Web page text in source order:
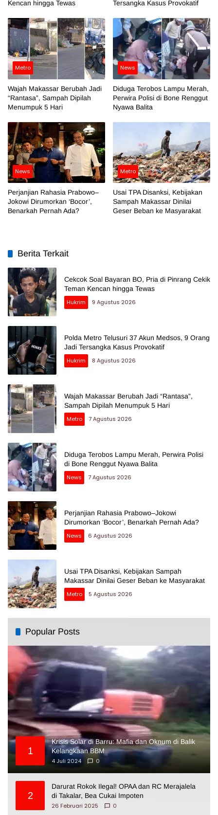
Kencan hingga Tewas Tersangka Kasus Provokatif
Metro
Wajah Makassar Berubah Jadi
“Rantasa”, Sampah Dipilah
Menumpuk 5 Hari
News
Diduga Terobos Lampu Merah,
Perwira Polisi di Bone Renggut
Nyawa Balita
News
Perjanjian Rahasia Prabowo–
Jokowi Dirumorkan ‘Bocor’,
Benarkah Pernah Ada?
Metro
Usai TPA Disanksi, Kebijakan
Sampah Makassar Dinilai
Geser Beban ke Masyarakat
Berita Terkait
Cekcok Soal Bayaran BO, Pria di Pinrang Cekik
Teman Kencan hingga Tewas
Hukrim
9 Agustus 2026
Polda Metro Telusuri 37 Akun Medsos, 9 Orang
Jadi Tersangka Kasus Provokatif
Hukrim
8 Agustus 2026
Wajah Makassar Berubah Jadi “Rantasa”,
Sampah Dipilah Menumpuk 5 Hari
Metro
7 Agustus 2026
Diduga Terobos Lampu Merah, Perwira Polisi
di Bone Renggut Nyawa Balita
News
7 Agustus 2026
Perjanjian Rahasia Prabowo–Jokowi
Dirumorkan ‘Bocor’, Benarkah Pernah Ada?
News
6 Agustus 2026
Usai TPA Disanksi, Kebijakan Sampah
Makassar Dinilai Geser Beban ke Masyarakat
Metro
5 Agustus 2026
Popular Posts
1
Krisis Solar di Barru: Mafia dan Oknum di Balik
Kelangkaan BBM
4 Juli 2024
0
2
Darurat Rokok Ilegal! OPAA dan RC Merajalela
di Takalar, Bea Cukai Impoten
26 Februari 2025
0